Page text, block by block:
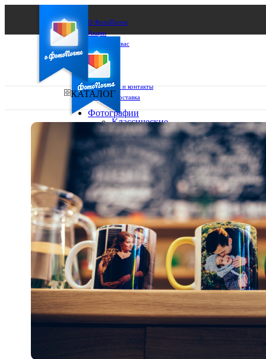
О ФотоПочте
Акции
Сделаем за вас
Бизнесу
FAQ
Франшиза
Поддержка и контакты
Оплата и доставка
Ваш город:
Ваш регион доставки
Выберите из списка:
КАТАЛОГ
Фотографии
Классические
фото
10х10
10х15
13х18
15х15
15х20
20х20
20х30
30х30
30х40
А4
Фото
в
рамке
10х10
10×15
13×18
15×15
15×20